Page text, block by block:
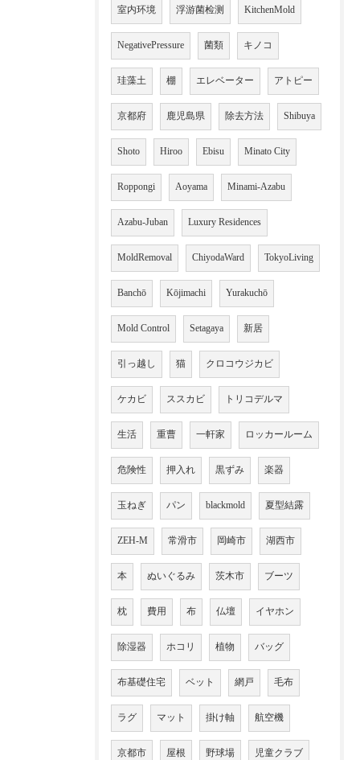
室内环境 浮游菌检测 KitchenMold
NegativePressure 菌類 キノコ
珪藻土 棚 エレベーター アトピー
京都府 鹿児島県 除去方法 Shibuya
Shoto Hiroo Ebisu Minato City
Roppongi Aoyama Minami-Azabu
Azabu-Juban Luxury Residences
MoldRemoval ChiyodaWard TokyoLiving
Banchō Kōjimachi Yurakuchō
Mold Control Setagaya 新居
引っ越し 猫 クロコウジカビ
ケカビ ススカビ トリコデルマ
生活 重曹 一軒家 ロッカールーム
危険性 押入れ 黒ずみ 楽器
玉ねぎ パン blackmold 夏型結露
ZEH-M 常滑市 岡崎市 湖西市
本 ぬいぐるみ 茨木市 ブーツ
枕 費用 布 仏壇 イヤホン
除湿器 ホコリ 植物 バッグ
布基礎住宅 ベット 網戸 毛布
ラグ マット 掛け軸 航空機
京都市 屋根 野球場 児童クラブ